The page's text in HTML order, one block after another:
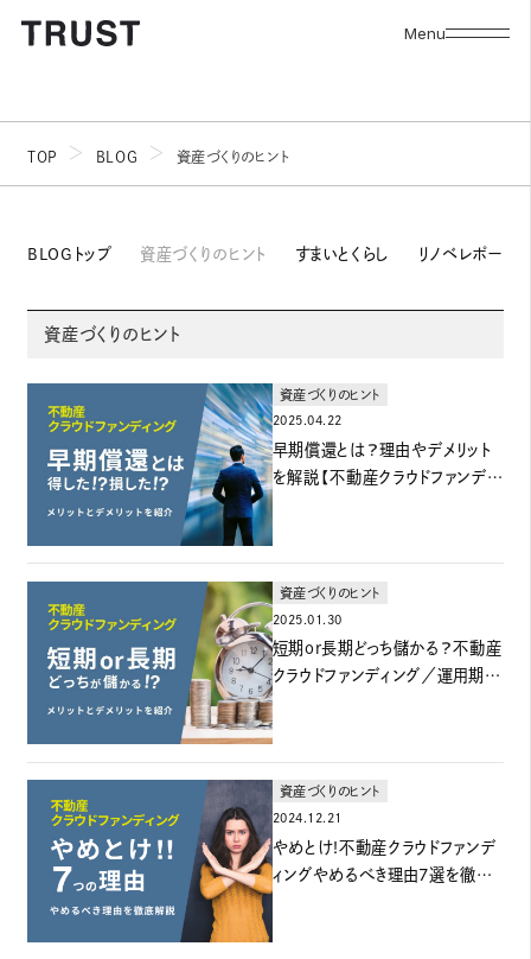
Menu
TOP BLOG 資産づくりのヒント
BLOGトップ 資産づくりのヒント すまいとくらし リノベレポート
資産づくりのヒント
資産づくりのヒント
2025.04.22
早期償還とは？理由やデメリット
を解説【不動産クラウドファンディ
ング】ヤマワケで起きた償還遅延
も
資産づくりのヒント
2025.01.30
短期or長期どっち儲かる？不動産
クラウドファンディング／運用期間
ごとのメリットデメリットも紹介
資産づくりのヒント
2024.12.21
やめとけ!不動産クラウドファンデ
ィングやめるべき理由7選を徹底